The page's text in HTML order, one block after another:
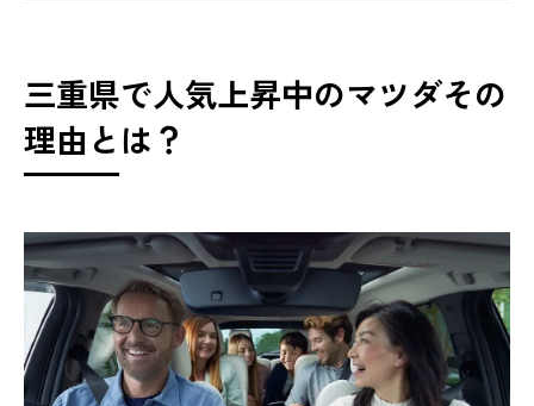
マツダの持つブランド力とその背景
マツダが三重県で支持を集める理由を探る
地域に密着した車種ラインアップ
三重県特有の道路事情への適応
購入後のアフターサービスの充実
世代を超えたマツダの魅力
ディーラーの親身な対応とアドバイス
三重県で人気上昇中のマツダその
理由とは？